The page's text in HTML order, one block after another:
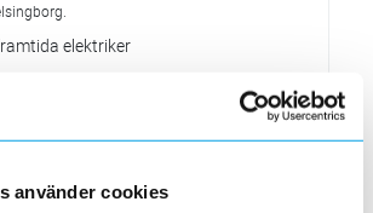
använder cookies
elektriker
på hos El & Energiprogrammet vid Tumba
att förnybar energi lagras för att